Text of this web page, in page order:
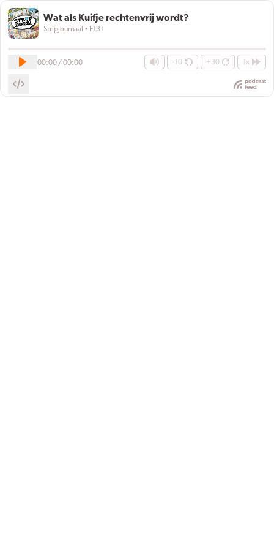
Wat als Kuifje rechtenvrij wordt?
Stripjournaal • E131
00:00 / 00:00 -10 +30 1x